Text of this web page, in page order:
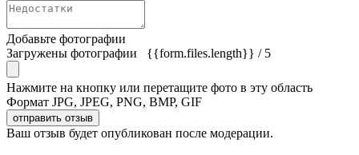
Добавьте фотографии
Загружены фотографии
{{form.files.length}} / 5
Нажмите на кнопку или перетащите фото в эту область
Формат JPG, JPEG, PNG, BMP, GIF
отправить отзыв
Ваш отзыв будет опубликован после модерации.